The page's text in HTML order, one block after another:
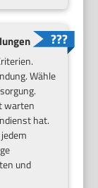
Wähle
warten
hat.
und